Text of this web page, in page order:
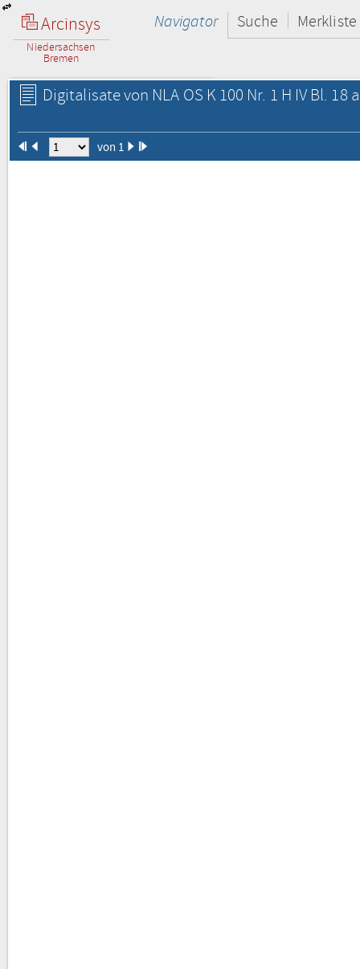
Arcinsys
Niedersachsen
Bremen
Navigator Suche Merkliste
Digitalisate von NLA OS K 100 Nr. 1 H IV Bl. 18 a
von 1